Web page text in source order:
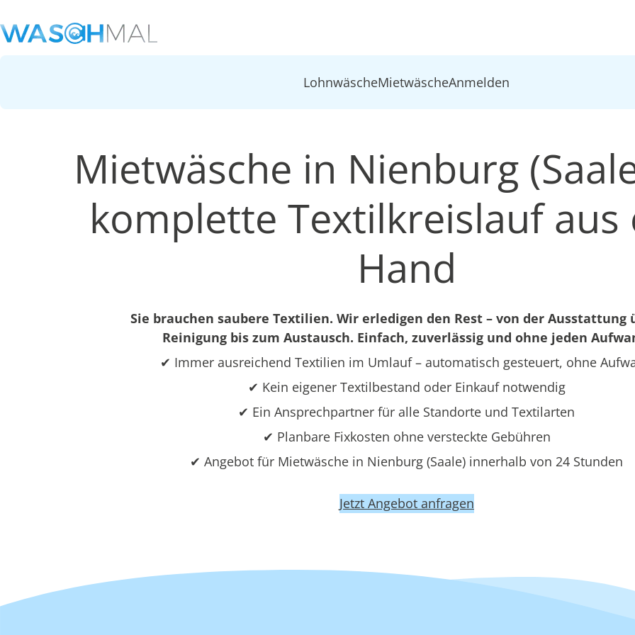
LohnwäscheMietwäscheAnmelden
Mietwäsche in Nienburg
komplette Textilkreislauf aus
Hand
Sie brauchen saubere Textilien. Wir erledigen den Rest – von der Ausstattung
Reinigung bis zum Austausch. Einfach, zuverlässig und ohne jeden
✔ Immer ausreichend Textilien im Umlauf – automatisch gesteuert, ohne
✔ Kein eigener Textilbestand oder Einkauf notwendig
✔ Ein Ansprechpartner für alle Standorte und Textilarten
✔ Planbare Fixkosten ohne versteckte Gebühren
✔ Angebot für Mietwäsche in Nienburg (Saale) innerhalb von 24 Stunden
Jetzt Angebot anfragen